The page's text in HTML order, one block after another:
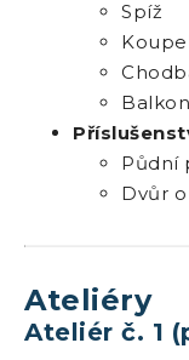
Spíž
Půdní
Dvůr
Ateliéry
Ateliér č. 1